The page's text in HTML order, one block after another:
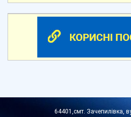
64401,смт. Зачепилівка,